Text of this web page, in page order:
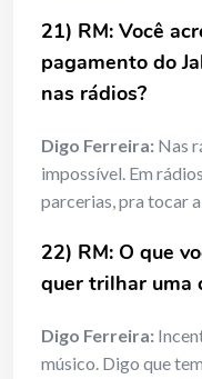
21) RM: Você
pagamento do
nas rádios?
Digo Ferreira: Nas
impossível. Em
parcerias, pra tocar
22) RM: O que
quer trilhar uma
Digo Ferreira:
músico. Digo que